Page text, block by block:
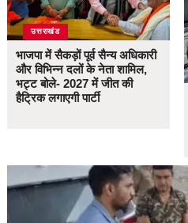
उत्तराखंड
भाजपा में सैकड़ों पूर्व सैन्य अधिकारी
और विभिन्न दलों के नेता शामिल,
भट्ट बोले- 2027 में जीत की
हैट्रिक लगाएगी पार्टी